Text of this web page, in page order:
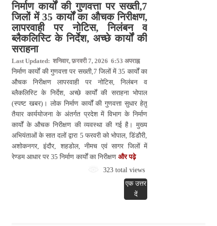
निर्माण कार्यों की गुणवत्ता पर सख्ती,7
जिलों में 35 कार्यों का औचक निरीक्षण,
लापरवाही पर नोटिस, निलंबन व
ब्लैकलिस्टि के निर्देश, अच्छे कार्यों की
सराहना
Last Updated: शनिवार, फ़रवरी 7, 2026 6:53 अपराह्न
निर्माण कार्यों की गुणवत्ता पर सख्ती,7 जिलों में 35 कार्यों का
औचक निरीक्षण लापरवाही पर नोटिस, निलंबन व
ब्लैकलिस्टि के निर्देश, अच्छे कार्यों की सराहना भोपाल
(स्पष्ट खबर)। लोक निर्माण कार्यों की गुणवत्ता सुधार हेतु
तैयार कार्ययोजना के अंतर्गत प्रदेश में विभाग के निर्माण
कार्यों के औचक निरीक्षण की व्यवस्था की गई है। मुख्य
अभियंताओं के सात दलों द्वारा 5 फरवरी को भोपाल, डिंडौरी,
अशोकनगर, इंदौर, शहडोल, नीमच एवं सागर जिलों में
रेण्डम आधार पर 35 निर्माण कार्यों का निरीक्षण और पढ़े
323 total views
एक उत्तर
दें